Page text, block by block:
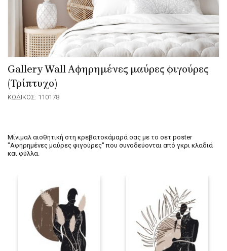
Gallery Wall Αφηρημένες μαύρες φιγούρες
(Τρίπτυχο)
ΚΩΔΙΚΟΣ: 110178
Μίνιμαλ αισθητική στη κρεβατοκάμαρά σας με το σετ poster
"Αφηρημένες μαύρες φιγούρες" που συνοδεύονται από γκρι κλαδιά
και φύλλα.